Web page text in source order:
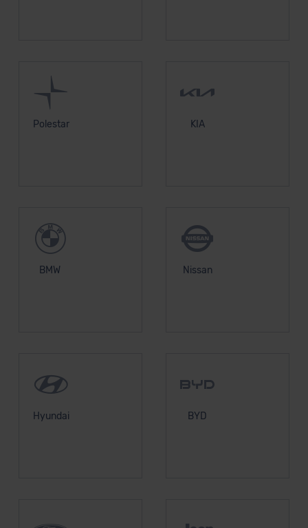
Polestar KIA
BMW Nissan
Hyundai BYD